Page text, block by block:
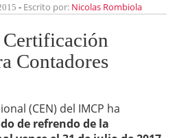
- Escrito por: Nicolas Rombiola
Contadores
(CEN) del IMCP ha
de refrendo de la